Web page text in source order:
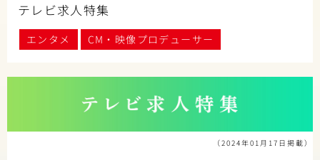
テレビ求人特集
エンタメ CM・映像プロデューサー
（2024年01月17日掲載）